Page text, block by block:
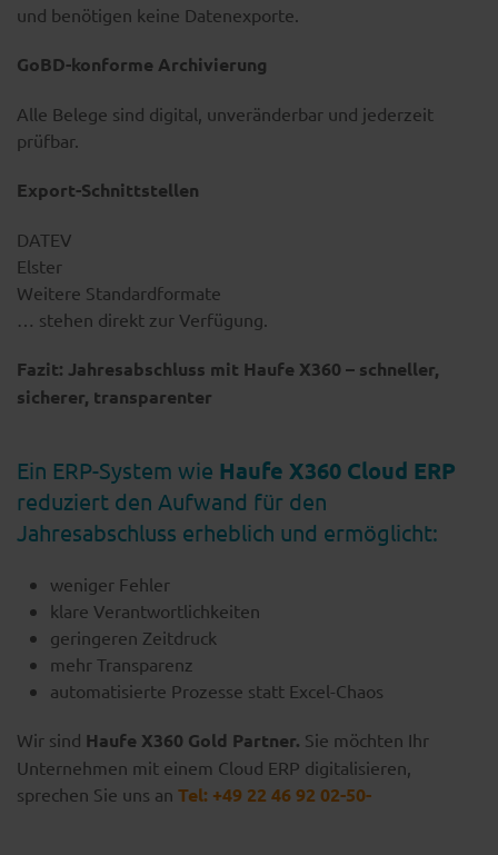
und benötigen keine Datenexporte.
GoBD-konforme Archivierung
Alle Belege sind digital, unveränderbar und jederzeit
prüfbar.
Export-Schnittstellen
DATEV
Elster
Weitere Standardformate
… stehen direkt zur Verfügung.
Fazit: Jahresabschluss mit Haufe X360 – schneller,
sicherer, transparenter
Ein ERP-System wie Haufe X360 Cloud ERP
reduziert den Aufwand für den
Jahresabschluss erheblich und ermöglicht:
weniger Fehler
klare Verantwortlichkeiten
geringeren Zeitdruck
mehr Transparenz
automatisierte Prozesse statt Excel-Chaos
Wir sind Haufe X360 Gold Partner. Sie möchten Ihr
Unternehmen mit einem Cloud ERP digitalisieren,
sprechen Sie uns an Tel: +49 22 46 92 02-50-